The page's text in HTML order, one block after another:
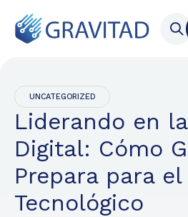
UNCATEGORIZED
Liderando en
Digital: Cómo
Prepara para
Tecnológico